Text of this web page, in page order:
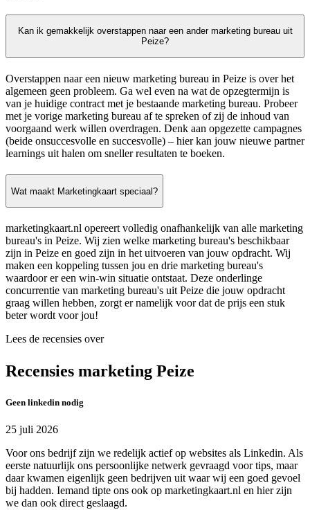
Kan ik gemakkelijk overstappen naar een ander marketing bureau uit
Peize?
Overstappen naar een nieuw marketing bureau in Peize is over het
algemeen geen probleem. Ga wel even na wat de opzegtermijn is
van je huidige contract met je bestaande marketing bureau. Probeer
met je vorige marketing bureau af te spreken of zij de inhoud van
voorgaand werk willen overdragen. Denk aan opgezette campagnes
(beide onsuccesvolle en succesvolle) – hier kan jouw nieuwe partner
learnings uit halen om sneller resultaten te boeken.
Wat maakt Marketingkaart speciaal?
marketingkaart.nl opereert volledig onafhankelijk van alle marketing
bureau's in Peize. Wij zien welke marketing bureau's beschikbaar
zijn in Peize en goed zijn in het uitvoeren van jouw opdracht. Wij
maken een koppeling tussen jou en drie marketing bureau's
waardoor er een win-win situatie ontstaat. Deze onderlinge
concurrentie van marketing bureau's uit Peize die jouw opdracht
graag willen hebben, zorgt er namelijk voor dat de prijs een stuk
beter wordt voor jou!
Lees de recensies over
Recensies marketing Peize
Geen linkedin nodig
25 juli 2026
Voor ons bedrijf zijn we redelijk actief op websites als Linkedin. Als
eerste natuurlijk ons persoonlijke netwerk gevraagd voor tips, maar
daar kwamen eigenlijk geen bedrijven uit waar wij een goed gevoel
bij hadden. Iemand tipte ons ook op marketingkaart.nl en hier zijn
we dan ook direct geslaagd.